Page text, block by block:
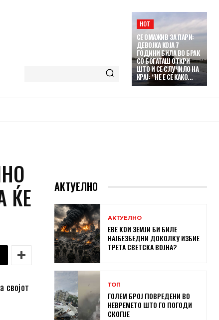
HOT
СЕ ОМАЖИВ ЗА ПАРИ:
ДЕВОЈКА КОЈА 7
ГОДИНИ БИЛА ВО БРАК
СО БОГАТАШ ОТКРИ
ШТО И СЕ СЛУЧИЛО НА
КРАЈ: “НЕ Е СЕ КАКО...
ЌЕ
својот
АКТУЕЛНО
АКТУЕЛНО
ЕВЕ КОИ ЗЕМЈИ БИ БИЛЕ
НАЈБЕЗБЕДНИ ДОКОЛКУ ИЗБИЕ
ТРЕТА СВЕТСКА ВОЈНА?
ТОП
ГОЛЕМ БРОЈ ПОВРЕДЕНИ ВО
НЕВРЕМЕТО ШТО ГО ПОГОДИ
СКОПЈЕ